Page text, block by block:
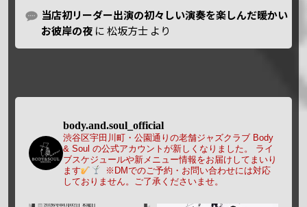
当店初リーダー出演の初々しい演奏を楽しんだ暖かい
お彼岸の夜 に松坂方士 より
body.and.soul_official
渋谷区宇田川町・公園通りの老舗ジャズクラブ Body
& Soul の公式アカウントが新しくなりました。
ライ
ブスケジュールや新メニュー情報をお届けしてまいり
ます
※DMでのご予約・お問い合わせには対応
しておりません。ご了承くださいませ。